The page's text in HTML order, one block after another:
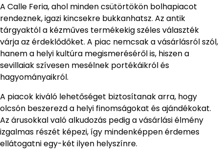
A Calle Feria, ahol minden csütörtökön bolhapiacot
rendeznek, igazi kincsekre bukkanhatsz. Az antik
tárgyaktól a kézműves termékekig széles választék
várja az érdeklődőket. A piac nemcsak a vásárlásról szól,
hanem a helyi kultúra megismeréséről is, hiszen a
sevillaiak szívesen mesélnek portékáikról és
hagyományaikról.
A piacok kiváló lehetőséget biztosítanak arra, hogy
olcsón beszerezd a helyi finomságokat és ajándékokat.
Az árusokkal való alkudozás pedig a vásárlási élmény
izgalmas részét képezi, így mindenképpen érdemes
ellátogatni egy-két ilyen helyszínre.